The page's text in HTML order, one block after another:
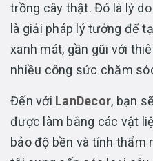
trồng cây thật. Đó là lý
là giải pháp lý tưởng để
xanh mát, gần gũi với
nhiều công sức chăm
Đến với LanDecor, bạn
được làm bằng các vật
bảo độ bền và tính thẩm